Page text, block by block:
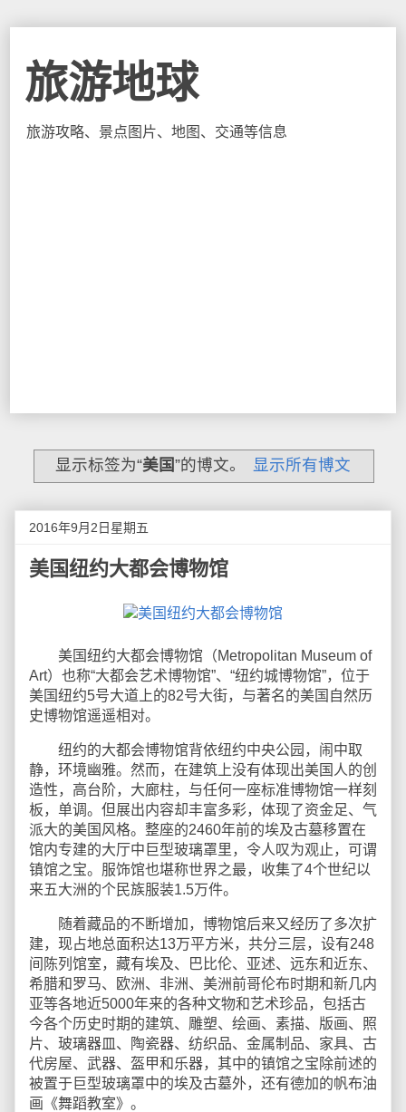
旅游地球
旅游攻略、景点图片、地图、交通等信息
显示标签为“美国”的博文。 显示所有博文
2016年9月2日星期五
美国纽约大都会博物馆
美国纽约大都会博物馆（Metropolitan Museum of
Art）也称“大都会艺术博物馆”、“纽约城博物馆”，位于
美国纽约5号大道上的82号大街，与著名的美国自然历
史博物馆遥遥相对。
纽约的大都会博物馆背依纽约中央公园，闹中取
静，环境幽雅。然而，在建筑上没有体现出美国人的创
造性，高台阶，大廊柱，与任何一座标准博物馆一样刻
板，单调。但展出内容却丰富多彩，体现了资金足、气
派大的美国风格。整座的2460年前的埃及古墓移置在
馆内专建的大厅中巨型玻璃罩里，令人叹为观止，可谓
镇馆之宝。服饰馆也堪称世界之最，收集了4个世纪以
来五大洲的个民族服装1.5万件。
随着藏品的不断增加，博物馆后来又经历了多次扩
建，现占地总面积达13万平方米，共分三层，设有248
间陈列馆室，藏有埃及、巴比伦、亚述、远东和近东、
希腊和罗马、欧洲、非洲、美洲前哥伦布时期和新几内
亚等各地近5000年来的各种文物和艺术珍品，包括古
今各个历史时期的建筑、雕塑、绘画、素描、版画、照
片、玻璃器皿、陶瓷器、纺织品、金属制品、家具、古
代房屋、武器、盔甲和乐器，其中的镇馆之宝除前述的
被置于巨型玻璃罩中的埃及古墓外，还有德加的帆布油
画《舞蹈教室》。